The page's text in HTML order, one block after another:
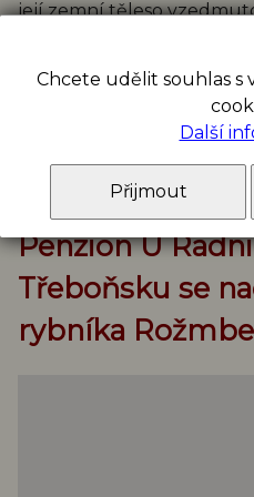
její zemní těleso
jsou už po století
58 m a česle – mříže mezi
unikání ryb při povodni,
www.lomnice-nl.cz
Penzion U
Třeboňsku se
rybníka
Chcete udělit souhlas s
Další
Přijmout